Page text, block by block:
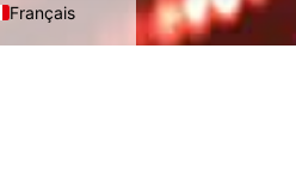
Français